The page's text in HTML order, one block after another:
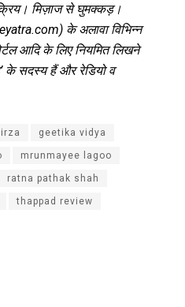
मिज़ाज से घुमक्कड़।
के अलावा विभिन्न
आदि के लिए नियमित लिखने
के सदस्य हैं और रेडियो व
geetika vidya
mrunmayee lagoo
ratna pathak shah
thappad review